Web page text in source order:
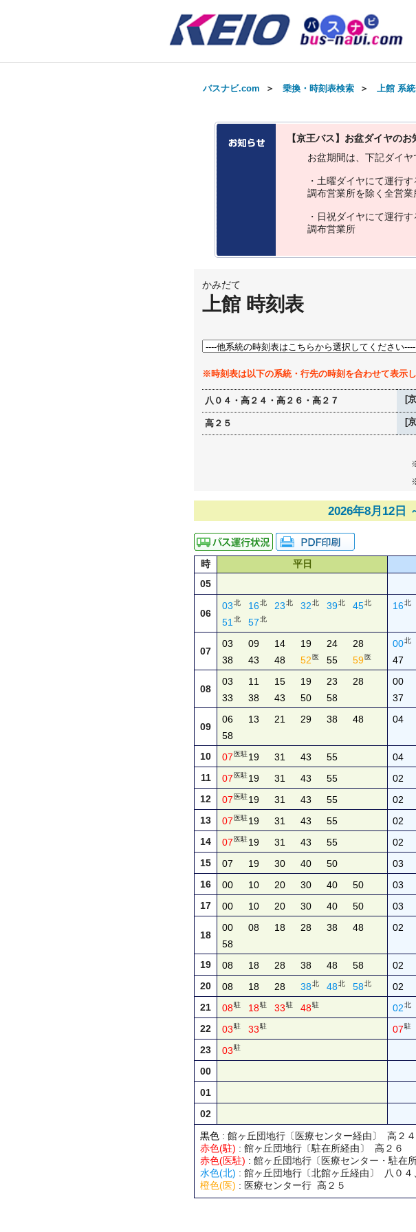
バスナビ.com ＞ 乗換・時刻表検索 ＞ 上館 系
【京王バス】お盆ダイヤのお
お盆期間は 下記ダイヤ
・ 土曜ダイヤにて運行す
調布営業所を除 く 全営業
・ 日祝ダイヤにて運行す
調布営業所
かみだて
上館 時刻表
※時刻表は以下の系統・行先の時刻を合わせて表示
八０４・高２４・高２６・高２７ [
高２５ [
2026年8月12日
時 平日
05
06
03北 16北 23北 32北 39北 45北
51 北 57北
16北
07
03 09 14 19 24
28
38
43 48 52 医 55 59医
00北
47
08
03 11 15 19 23
28
33
38 43 50 58
00
37
09
06 13 21 29 38
48
58
04
10 07 医駐19 31 43 55 04
11
07 医駐19 31 43 55 02
12
07 医駐19 31 43 55 02
13
07 医駐19 31 43 55 02
14
07 医駐19 31 43 55 02
15
07 19 30 40 50 03
16
00 10 20 30 40 50 03
17
00 10 20 30 40 50 03
18
00 08 18 28 38
48
58
02
19 08 18 28 38 48 58 02
20
08 18 28 38北 48北 58北 02
21 08駐 18駐 33駐 48駐 02北
22 03駐 33駐 07駐
23 03駐
00
01
02
黒色 : 館ヶ丘団地行〔医療センター経由〕 高２４
赤色(駐) : 館ヶ丘団地行〔駐在所経由〕 高２６
赤色(医駐) : 館ヶ丘団地行〔医療センター・駐在
水色(北) : 館ヶ丘団地行〔北館ヶ丘経由〕 八０４
橙色(医) : 医療センター行 高２５